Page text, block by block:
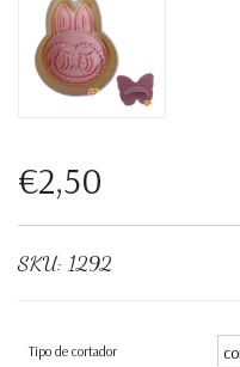
€2,50
SKU: 1292
Tipo de cortador